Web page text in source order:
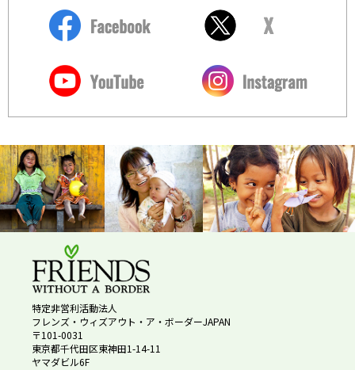
特定非営利活動法人
フレンズ・ウィズアウト・ア・ボーダーJAPAN
〒101-0031
東京都千代田区東神田1-14-11
ヤマダビル6F